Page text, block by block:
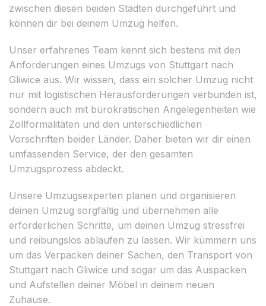
zwischen diesen beiden Städten durchgeführt und
können dir bei deinem Umzug helfen.
Unser erfahrenes Team kennt sich bestens mit den
Anforderungen eines Umzugs von Stuttgart nach
Gliwice aus. Wir wissen, dass ein solcher Umzug nicht
nur mit logistischen Herausforderungen verbunden ist,
sondern auch mit bürokratischen Angelegenheiten wie
Zollformalitäten und den unterschiedlichen
Vorschriften beider Länder. Daher bieten wir dir einen
umfassenden Service, der den gesamten
Umzugsprozess abdeckt.
Unsere Umzugsexperten planen und organisieren
deinen Umzug sorgfältig und übernehmen alle
erforderlichen Schritte, um deinen Umzug stressfrei
und reibungslos ablaufen zu lassen. Wir kümmern uns
um das Verpacken deiner Sachen, den Transport von
Stuttgart nach Gliwice und sogar um das Auspacken
und Aufstellen deiner Möbel in deinem neuen
Zuhause.